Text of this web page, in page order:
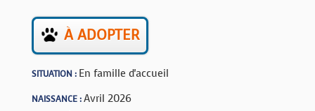
À ADOPTER
SITUATION : En famille d'accueil
NAISSANCE :Avril 2026